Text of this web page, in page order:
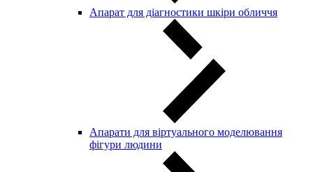
Апарат для діагностики шкіри обличчя
Апарати для віртуального моделювання
фігури людини